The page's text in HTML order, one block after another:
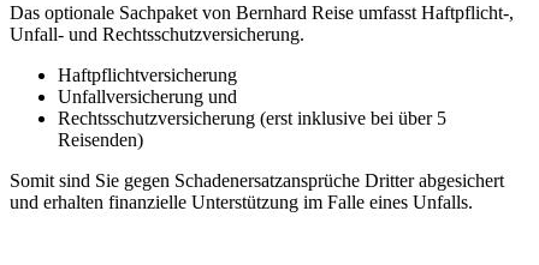
Das optionale Sachpaket von Bernhard Reise umfasst Haftpflicht-,
Unfall- und Rechtsschutzversicherung.
Haftpflichtversicherung
Unfallversicherung und
Rechtsschutzversicherung (erst inklusive bei über 5
Reisenden)
Somit sind Sie gegen Schadenersatzansprüche Dritter abgesichert
und erhalten finanzielle Unterstützung im Falle eines Unfalls.